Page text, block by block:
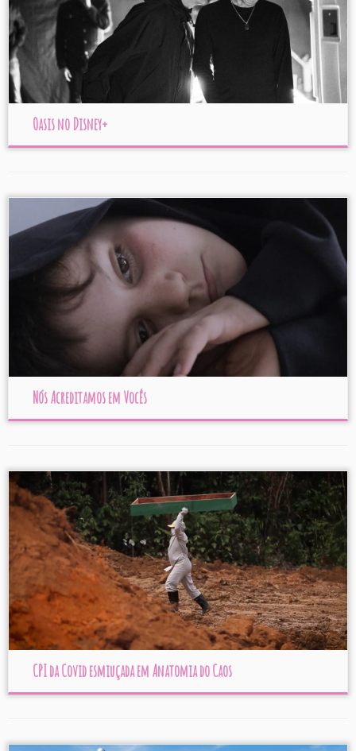
Oasis no Disney+
Nós Acreditamos em Vocês
CPI da Covid esmiuçada em Anatomia do Caos